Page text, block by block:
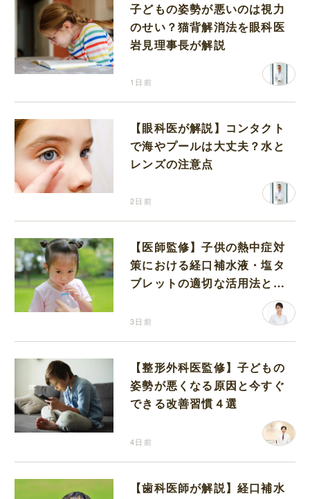
子どもの姿勢が悪いのは視力
のせい？猫背解消法を眼科医
岩見理事長が解説
1日前
【眼科医が解説】コンタクト
で海やプールは大丈夫？水と
レンズの注意点
2日前
【医師監修】子供の熱中症対
策における経口補水液・塩タ
ブレットの適切な活用法と水
3日前
【整形外科医監修】子どもの
姿勢が悪くなる原因と今すぐ
できる改善習慣４選
4日前
【歯科医師が解説】経口補水